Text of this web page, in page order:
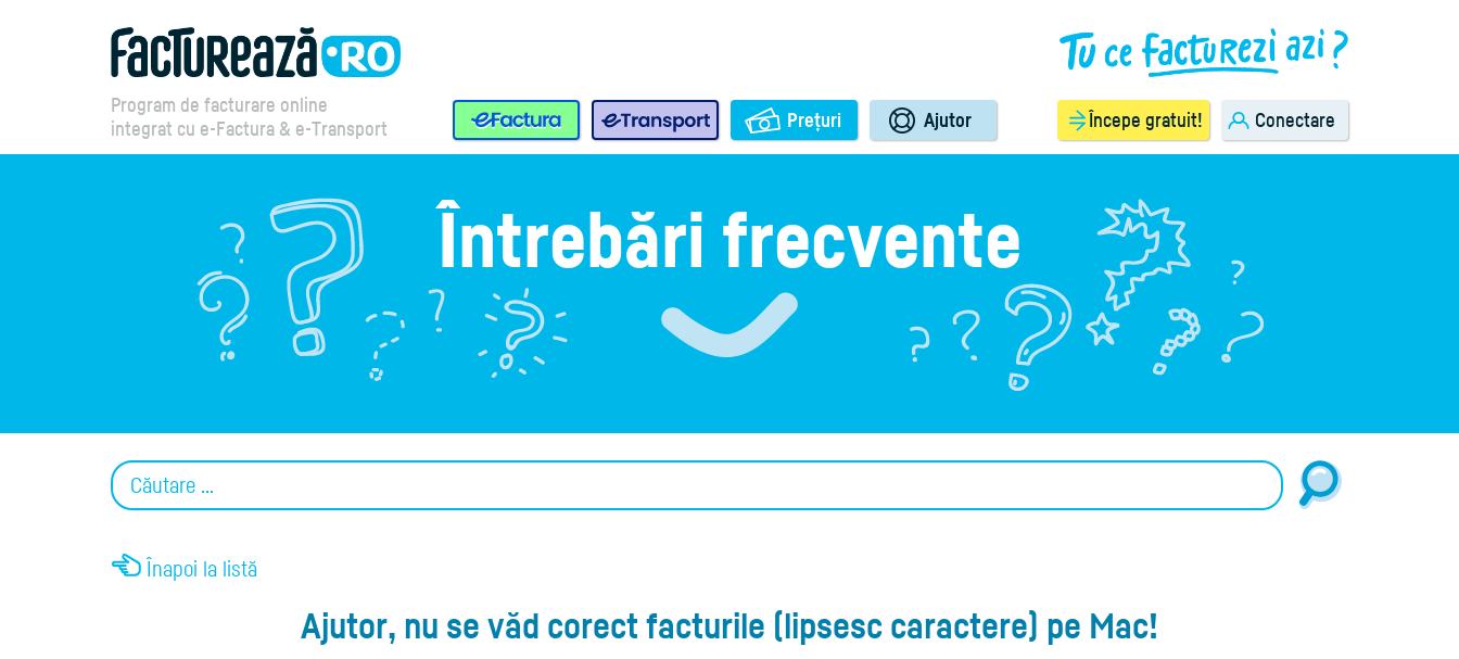
Program de facturare online
integrat cu e-Factura & e-Transport
e-Factura e-Transport Prețuri Ajutor Începe gratuit! Conectare
Întrebări frecvente
Înapoi la listă
Ajutor, nu se văd corect facturile (lipsesc caractere) pe Mac!